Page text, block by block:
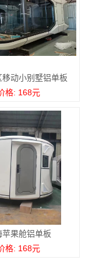
移动小别墅铝单板
格: 168元
苹果舱铝单板
格: 168元